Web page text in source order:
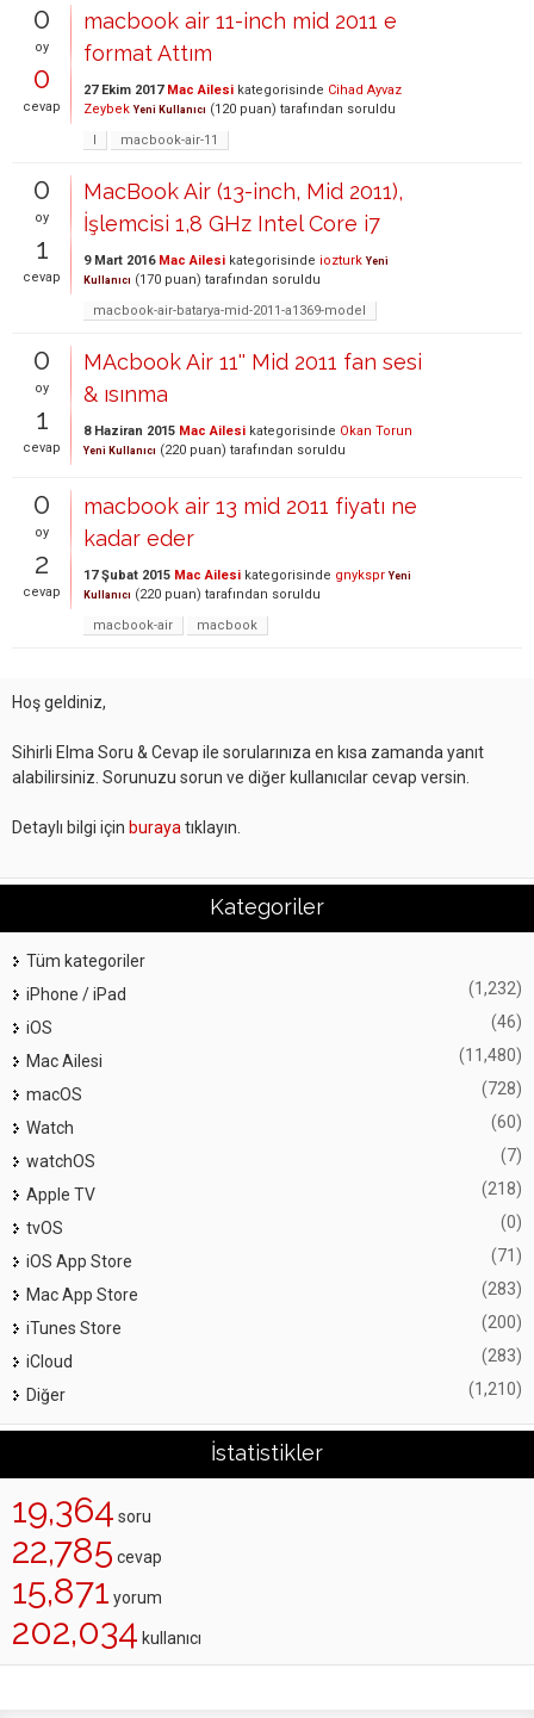
0
oy
0
cevap
macbook air 11-inch mid 2011 e
format Attım
27 Ekim 2017 Mac Ailesi kategorisinde Cihad Ayvaz
Zeybek Yeni Kullanıcı (120 puan) tarafından soruldu
macbook-air-11
0
oy
1
cevap
MacBook Air (13-inch, Mid 2011),
İşlemcisi 1,8 GHz Intel Core i7
9 Mart 2016 Mac Ailesi kategorisinde iozturk Yeni
Kullanıcı (170 puan) tarafından soruldu
macbook-air-batarya-mid-2011-a1369-model
0
oy
1
cevap
MAcbook Air 11'' Mid 2011 fan sesi
& ısınma
8 Haziran 2015 Mac Ailesi kategorisinde Okan Torun
Yeni Kullanıcı (220 puan) tarafından soruldu
0
oy
2
cevap
macbook air 13 mid 2011 fiyatı ne
kadar eder
17 Şubat 2015 Mac Ailesi kategorisinde gnykspr Yeni
Kullanıcı (220 puan) tarafından soruldu
macbook-air
macbook
Hoş geldiniz,
Sihirli Elma Soru & Cevap ile sorularınıza en kısa zamanda yanıt
alabilirsiniz. Sorunuzu sorun ve diğer kullanıcılar cevap versin.
Detaylı bilgi için buraya tıklayın.
Kategoriler
Tüm kategoriler
iPhone / iPad
(1,232)
iOS (46)
Mac Ailesi (11,480)
macOS (728)
Watch (60)
watchOS (7)
Apple TV (218)
tvOS (0)
iOS App Store (71)
Mac App Store (283)
iTunes Store (200)
iCloud (283)
Diğer (1,210)
İstatistikler
19,364 soru
22,785 cevap
15,871 yorum
202,034 kullanıcı